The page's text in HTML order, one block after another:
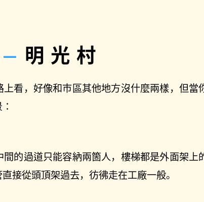
明光村
看，好像和市區其他地方沒什麼兩樣，但當
的過道只能容納兩箇人，樓梯都是外面架上
接從頭頂架過去，彷彿走在工廠一般。